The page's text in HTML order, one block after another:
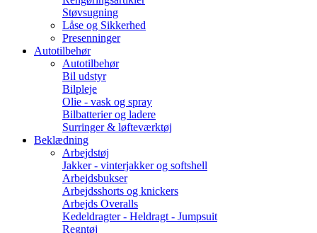
Støvsugning
Låse og Sikkerhed
Presenninger
Autotilbehør
Autotilbehør
Bil udstyr
Bilpleje
Olie - vask og spray
Bilbatterier og ladere
Surringer & løfteværktøj
Beklædning
Arbejdstøj
Jakker - vinterjakker og softshell
Arbejdsbukser
Arbejdsshorts og knickers
Arbejds Overalls
Kedeldragter - Heldragt - Jumpsuit
Regntøj